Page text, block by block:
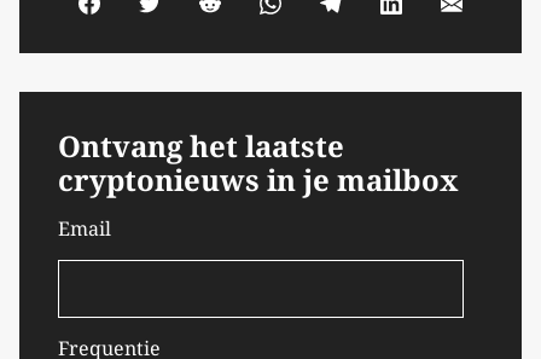
Ontvang het laatste
cryptonieuws in je mailbox
Email
Frequentie